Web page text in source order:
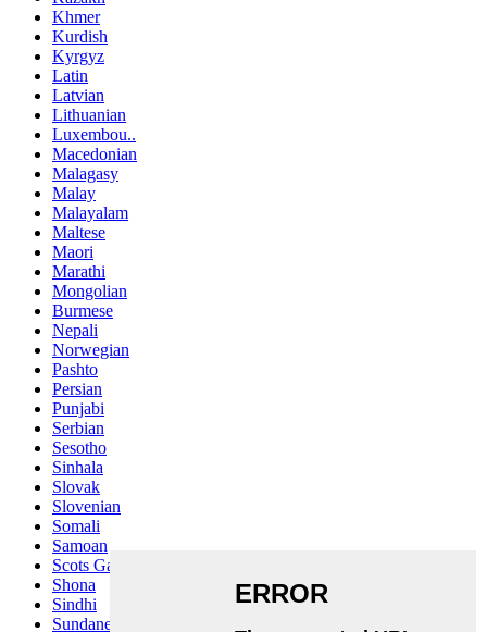
Khmer
Kurdish
Kyrgyz
Latin
Latvian
Lithuanian
Luxembou..
Macedonian
Malagasy
Malay
Malayalam
Maltese
Maori
Marathi
Mongolian
Burmese
Nepali
Norwegian
Pashto
Persian
Punjabi
Serbian
Sesotho
Sinhala
Slovak
Slovenian
Somali
Samoan
Scots Gaelic
Shona
Sindhi
Sundanese